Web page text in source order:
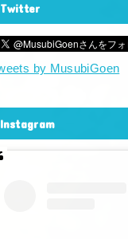
Twitter
by MusubiGoen
Instagram